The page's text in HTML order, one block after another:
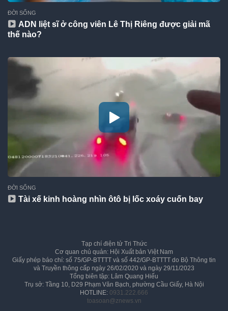
ĐỜI SỐNG
ADN liệt sĩ ở công viên Lê Thị Riêng được giải mã
thế nào?
ĐỜI SỐNG
Tài xế kinh hoàng nhìn ôtô bị lốc xoáy cuốn bay
Tạp chí điện tử Tri Thức
Cơ quan chủ quản: Hội Xuất bản Việt Nam
Giấy phép báo chí: số 75/GP-BTTTT và số 442/GP-BTTTT do Bộ Thông tin
và Truyền thông cấp ngày 26/02/2020 và ngày 29/11/2023
Tổng biên tập: Lâm Quang Hiếu
Trụ sở: Tầng 10, D29 Phạm Văn Bạch, phường Cầu Giấy, Hà Nội
HOTLINE: 0931.222.666
toasoan@znews.vn